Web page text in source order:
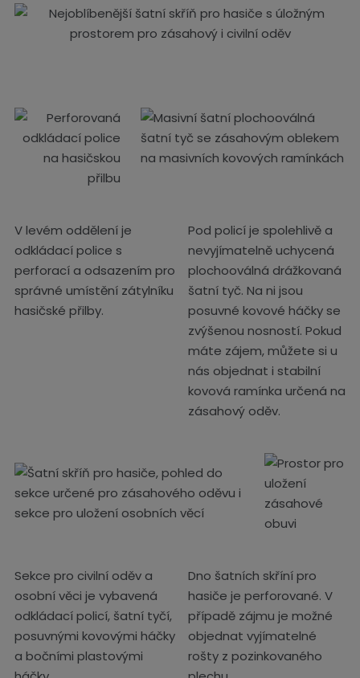
V levém oddělení je
odkládací police s
perforací a odsazením pro
správné umístění zátylníku
hasičské přilby.
Pod policí je spolehlivě a
nevyjímatelně uchycená
plochooválná drážkovaná
šatní tyč. Na ni jsou
posuvné kovové háčky se
zvýšenou nosností. Pokud
máte zájem, můžete si u
nás objednat i stabilní
kovová ramínka určená na
zásahový oděv.
Sekce pro civilní oděv a
osobní věci je vybavená
odkládací policí, šatní tyčí,
posuvnými kovovými háčky
a bočními plastovými
Dno šatních skříní pro
hasiče je perforované. V
případě zájmu je možné
objednat vyjímatelné
rošty z pozinkovaného